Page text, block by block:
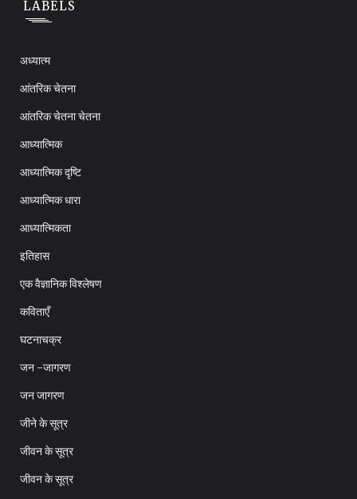
LABELS
अध्यात्म
आंतरिक चेतना
आंतरिक चेतना चेतना
आध्यात्मिक
आध्यात्मिक दृष्टि
आध्यात्मिक धारा
आध्यात्मिकता
इतिहास
एक वैज्ञानिक विश्लेषण
कविताएँ
घटनाचक्र
जन -जागरण
जन जागरण
जीने के सूत्र
जीवन के सूत्र
जीवन के सूत्र